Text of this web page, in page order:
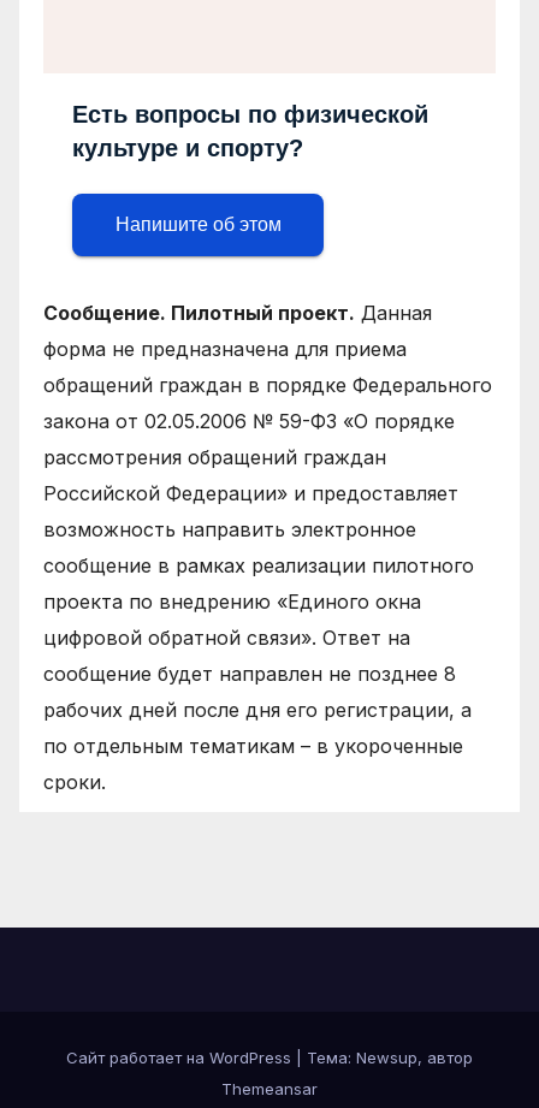
Есть вопросы по физической
культуре и спорту?
Напишите об этом
Сообщение. Пилотный проект. Данная
форма не предназначена для приема
обращений граждан в порядке Федерального
закона от 02.05.2006 № 59-ФЗ «О порядке
рассмотрения обращений граждан
Российской Федерации» и предоставляет
возможность направить электронное
сообщение в рамках реализации пилотного
проекта по внедрению «Единого окна
цифровой обратной связи». Ответ на
сообщение будет направлен не позднее 8
рабочих дней после дня его регистрации, а
по отдельным тематикам – в укороченные
сроки.
Сайт работает на WordPress
Тема: Newsup, автор
Themeansar